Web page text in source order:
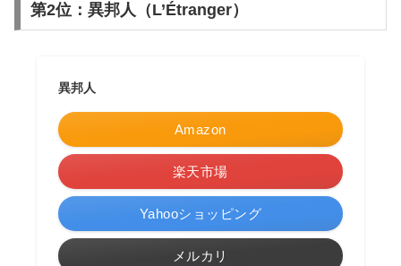
第2位：異邦人（L’Étranger）
異邦人
Amazon
楽天市場
Yahooショッピング
メルカリ